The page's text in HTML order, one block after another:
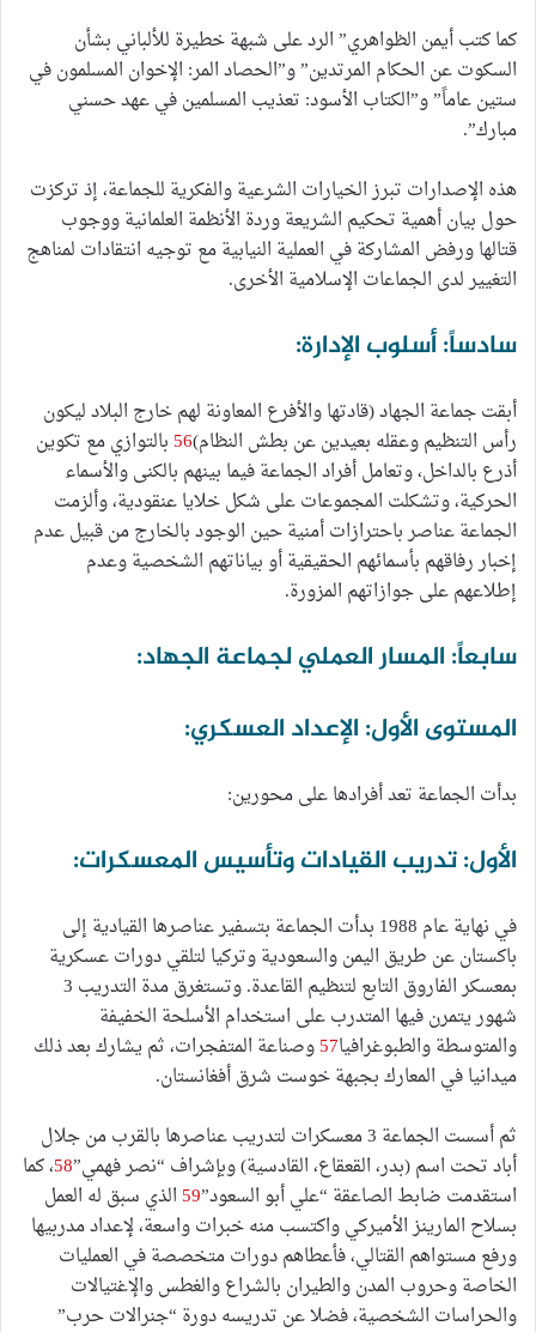
كما كتب أيمن الظواهري” الرد على شبهة خطيرة للألباني بشأن
السكوت عن الحكام المرتدين” و”الحصاد المر: الإخوان المسلمون في
ستين عاماً” و”الكتاب الأسود: تعذيب المسلمين في عهد حسني
مبارك”.
هذه الإصدارات تبرز الخيارات الشرعية والفكرية للجماعة، إذ تركزت
حول بيان أهمية تحكيم الشريعة وردة الأنظمة العلمانية ووجوب
قتالها ورفض المشاركة في العملية النيابية مع توجيه انتقادات لمناهج
التغيير لدى الجماعات الإسلامية الأخرى.
سادساً: أسلوب الإدارة:
أبقت جماعة الجهاد (قادتها والأفرع المعاونة لهم خارج البلاد ليكون
رأس التنظيم وعقله بعيدين عن بطش النظام)56بالتوازي مع تكوين
أذرع بالداخل، وتعامل أفراد الجماعة فيما بينهم بالكنى والأسماء
الحركية، وتشكلت المجموعات على شكل خلايا عنقودية، وألزمت
الجماعة عناصر باحترازات أمنية حين الوجود بالخارج من قبيل عدم
إخبار رفاقهم بأسمائهم الحقيقية أو بياناتهم الشخصية وعدم
إطلاعهم على جوازاتهم المزورة.
سابعاً: المسار العملي لجماعة الجهاد:
المستوى الأول: الإعداد العسكري:
بدأت الجماعة تعد أفرادها على محورين:
الأول: تدريب القيادات وتأسيس المعسكرات:
في نهاية عام 1988 بدأت الجماعة بتسفير عناصرها القيادية إلى
باكستان عن طريق اليمن والسعودية وتركيا لتلقي دورات عسكرية
بمعسكر الفاروق التابع لتنظيم القاعدة. وتستغرق مدة التدريب 3
شهور يتمرن فيها المتدرب على استخدام الأسلحة الخفيفة
والمتوسطة والطبوغرافيا57وصناعة المتفجرات، ثم يشارك بعد ذلك
ميدانيا في المعارك بجبهة خوست شرق أفغانستان.
ثم أسست الجماعة 3 معسكرات لتدريب عناصرها بالقرب من جلال
أباد تحت اسم (بدر، القعقاع، القادسية) وبإشراف “نصر فهمي”58، كما
استقدمت ضابط الصاعقة “علي أبو السعود”59الذي سبق له العمل
بسلاح المارينز الأميركي واكتسب منه خبرات واسعة، لإعداد مدربيها
ورفع مستواهم القتالي، فأعطاهم دورات متخصصة في العمليات
الخاصة وحروب المدن والطيران بالشراع والغطس والإغتيالات
والحراسات الشخصية، فضلا عن تدريسه دورة “جنرالات حرب”